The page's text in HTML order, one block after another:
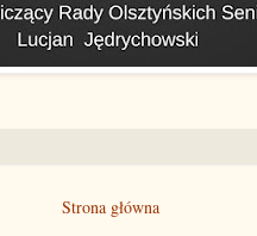
Strona główna